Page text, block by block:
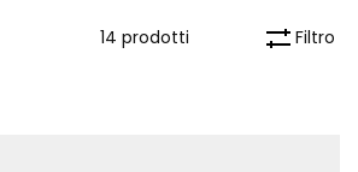
Filtro
14 prodotti